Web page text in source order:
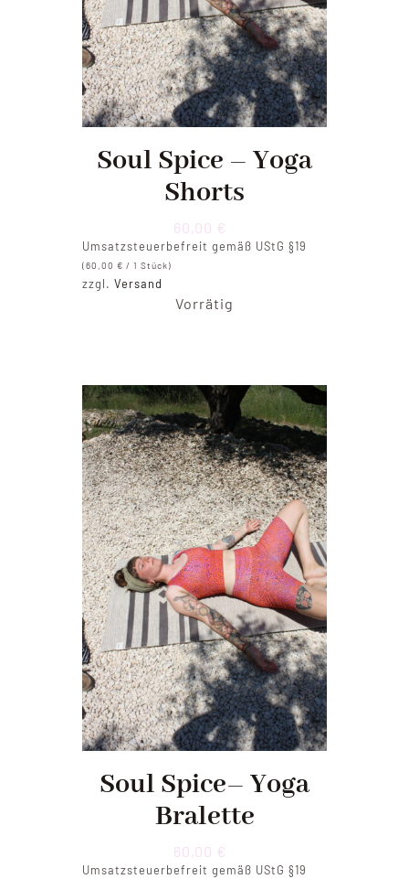
Soul Spice – Yoga
Shorts
60,00 €
Umsatzsteuerbefreit gemäß UStG §19
(60,00€ / 1 Stück)
zzgl.Versand
Vorrätig
Soul Spice– Yoga
Bralette
60,00 €
Umsatzsteuerbefreit gemäß UStG §19